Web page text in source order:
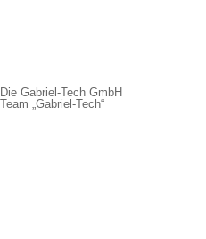
Die Gabriel-Tech GmbH
Team „Gabriel-Tech“